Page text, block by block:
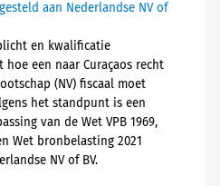
aan Nederlandse NV of
en kwalificatie
een naar Curaçaos recht
(NV) fiscaal moet
het standpunt is een
van de Wet VPB 1969,
Wet bronbelasting 2021
NV of BV.